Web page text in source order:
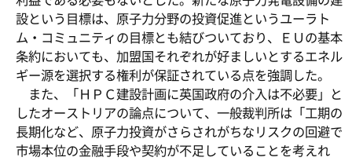
設という目標は、原子力分野の投資促進というユーラト
ム・コミュニティの目標とも結びついており、ＥＵの基本
条約においても、加盟国それぞれが好ましいとするエネル
ギー源を選択する権利が保証されている点を強調した。
また、「ＨＰＣ建設計画に英国政府の介入は不必要」と
したオーストリアの論点について、一般裁判所は「工期の
長期化など、原子力投資がさらされがちなリスクの回避で
市場本位の金融手段や契約が不足していることを考えれ